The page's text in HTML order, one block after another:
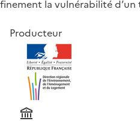
finement la vulnérabilité
Producteur